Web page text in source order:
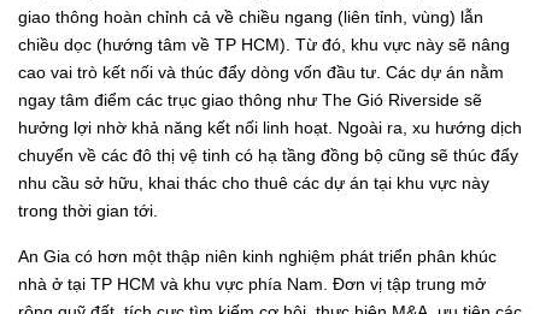
giao thông hoàn chỉnh cả về chiều ngang (liên tỉnh, vùng) lẫn
chiều dọc (hướng tâm về TP HCM). Từ đó, khu vực này sẽ nâng
cao vai trò kết nối và thúc đẩy dòng vốn đầu tư. Các dự án nằm
ngay tâm điểm các trục giao thông như The Gió Riverside sẽ
hưởng lợi nhờ khả năng kết nối linh hoạt. Ngoài ra, xu hướng dịch
chuyển về các đô thị vệ tinh có hạ tầng đồng bộ cũng sẽ thúc đẩy
nhu cầu sở hữu, khai thác cho thuê các dự án tại khu vực này
trong thời gian tới.
An Gia có hơn một thập niên kinh nghiệm phát triển phân khúc
nhà ở tại TP HCM và khu vực phía Nam. Đơn vị tập trung mở